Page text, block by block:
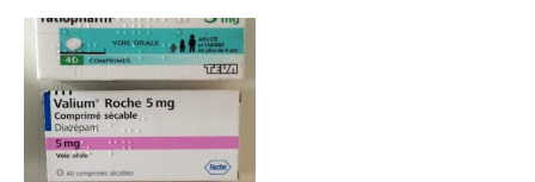
Price
range:
€ 120.00
through
€ 210.00